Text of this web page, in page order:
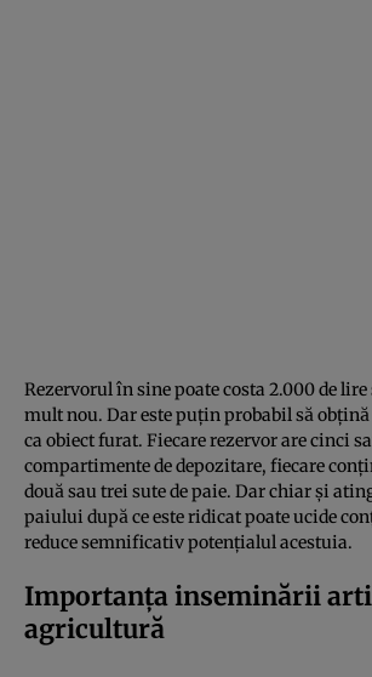
Rezervorul în sine poate costa 2.000 de
mult nou. Dar este puțin probabil să obțină
ca obiect furat. Fiecare rezervor are cinci
compartimente de depozitare, fiecare
două sau trei sute de paie. Dar chiar și
paiului după ce este ridicat poate ucide
reduce semnificativ potențialul acestuia.
Importanța inseminării
agricultură